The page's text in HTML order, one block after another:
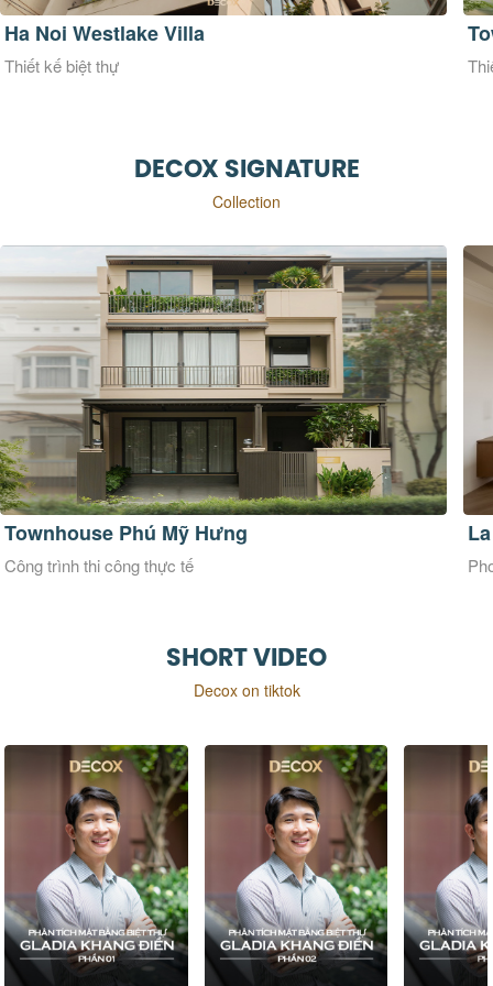
Townhouse Phú Mỹ Hưng
Thiết kế biệt thự
DECOX SIGNATURE
Collection
La Maison Douce
Phong cách thiết kế Đương đại
SHORT VIDEO
Decox on tiktok